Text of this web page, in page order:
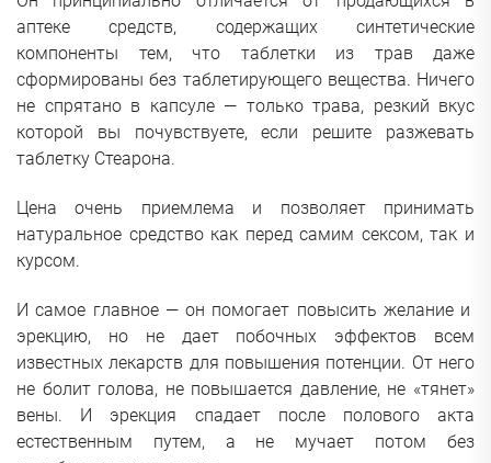
аптеке средств, содержащих синтетические
компоненты тем, что таблетки из трав даже
сформированы без таблетирующего вещества. Ничего
не спрятано в капсуле — только трава, резкий вкус
которой вы почувствуете, если решите разжевать
таблетку Стеарона.
Цена очень приемлема и позволяет принимать
натуральное средство как перед самим сексом, так и
курсом.
И самое главное — он помогает повысить желание и
эрекцию, но не дает побочных эффектов всем
известных лекарств для повышения потенции. От него
не болит голова, не повышается давление, не «тянет»
вены. И эрекция спадает после полового акта
естественным путем, а не мучает потом без